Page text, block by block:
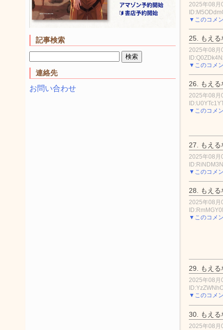
記事検索
連絡先
お問い合わせ
2025年08月
▼このコメ
25. もえ
2025年08月
▼このコメ
26. もえ
2025年08月
▼このコメ
27. もえ
2025年08月
▼このコメ
28. もえ
2025年08月
▼このコメ
29. もえ
2025年08月
▼このコメ
30. もえ
2025年08月